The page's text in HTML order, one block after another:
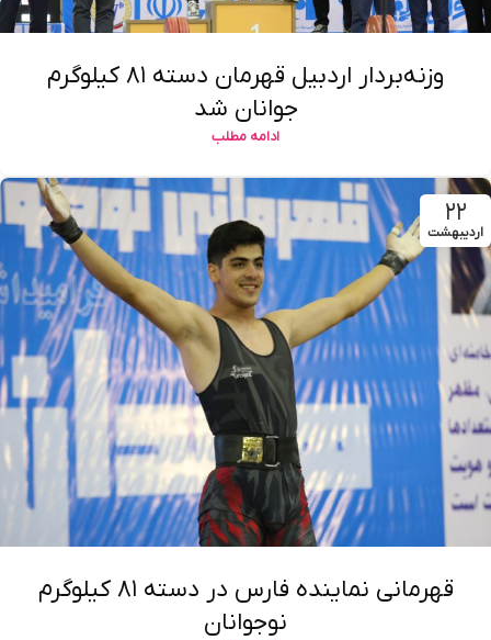
وزنه‌بردار اردبیل قهرمان دسته ۸۱ کیلوگرم
جوانان شد
ادامه مطلب
۲۲
اردیبهشت
قهرمانی نماینده فارس در دسته ۸۱ کیلوگرم
نوجوانان